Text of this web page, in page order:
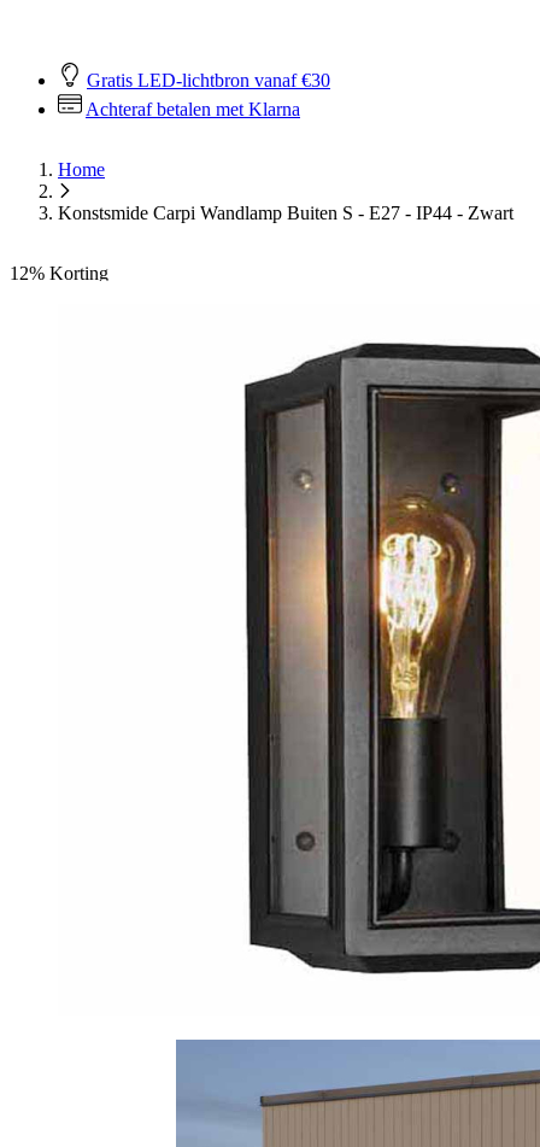
Gratis LED-lichtbron vanaf €30
Achteraf betalen met Klarna
Home
Konstsmide Carpi Wandlamp Buiten S - E27 - IP44 - Zwart
12% Korting